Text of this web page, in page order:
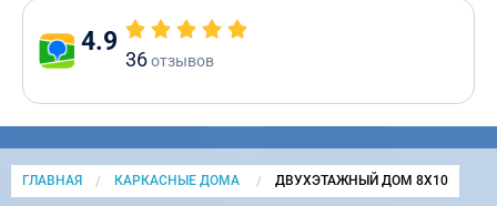
4.9
36отзывов
ГЛАВНАЯ КАРКАСНЫЕ ДОМА CURRENT:
ДВУХЭТАЖНЫЙ ДОМ 8Х10